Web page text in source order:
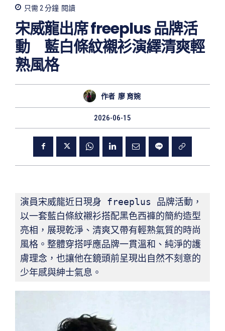
只需 2分鐘 閱讀
宋威龍出席 freeplus 品牌活
動 藍白條紋襯衫演繹清爽輕
熟風格
作者 廖 育婉
2026-06-15
演員宋威龍近日現身 freeplus 品牌活動，
以一套藍白條紋襯衫搭配黑色西褲的簡約造型
亮相，展現乾淨、清爽又帶有輕熟氣質的時尚
風格。整體穿搭呼應品牌一貫溫和、純淨的護
膚理念，也讓他在鏡頭前呈現出自然不刻意的
少年感與紳士氣息。